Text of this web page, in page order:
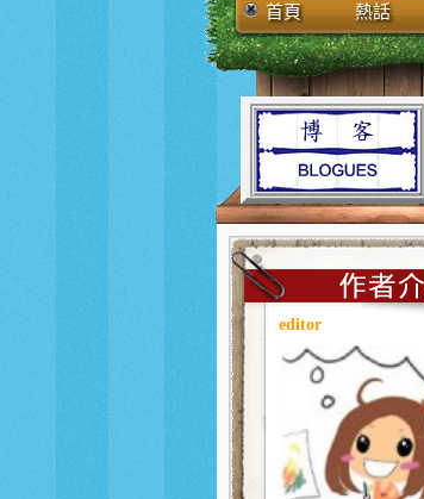
首頁 熱話
editor